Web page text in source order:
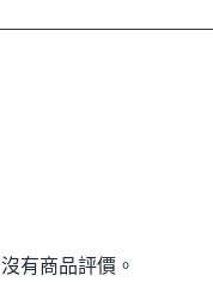
沒有商品評價。